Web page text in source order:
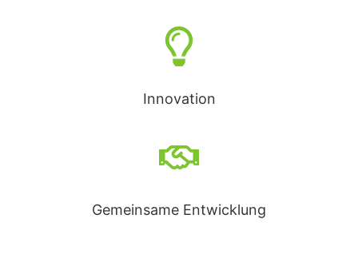
Innovation
Gemeinsame Entwicklung